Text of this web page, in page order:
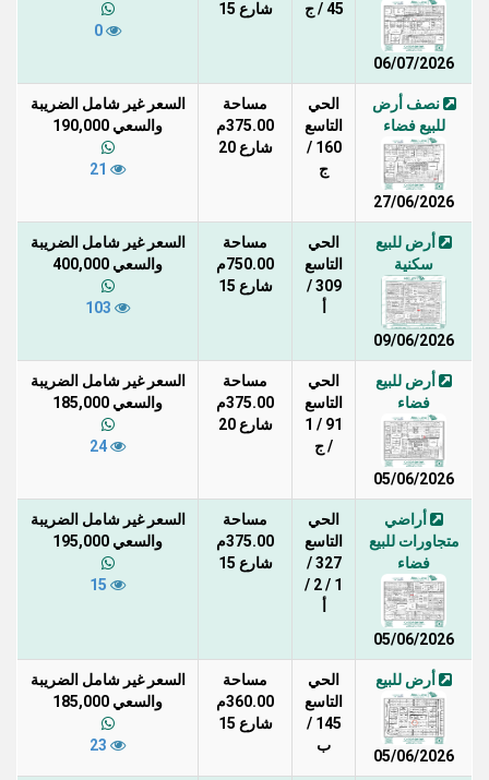
06/07/2026
45 / ج
شارع 15
نصف أرض
للبيع فضاء
27/06/2026
الحي
التاسع
160 /
ج
مساحة
375.00م
شارع 20
السعر غير شامل الضريبة
والسعي 190,000
أرض للبيع
سكنية
09/06/2026
الحي
التاسع
309 /
مساحة
750.00م
شارع 15
السعر غير شامل الضريبة
والسعي 400,000
أرض للبيع
فضاء
05/06/2026
الحي
التاسع
91 / 1
/ ج
مساحة
375.00م
شارع 20
السعر غير شامل الضريبة
والسعي 185,000
أراضي
متجاورات للبيع
فضاء
05/06/2026
الحي
التاسع
327 /
1 / 2 /
مساحة
375.00م
شارع 15
السعر غير شامل الضريبة
والسعي 195,000
أرض للبيع
05/06/2026
الحي
التاسع
145 /
ب
مساحة
360.00م
شارع 15
السعر غير شامل الضريبة
والسعي 185,000